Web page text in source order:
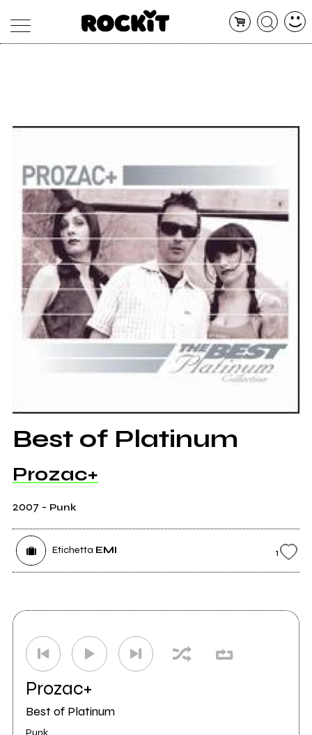
ARTISTI
CONCERTI
RADIO
Best of Platinum
Prozac+
2007 - Punk
Etichetta EMI 1
Prozac+
Best of Platinum
Punk